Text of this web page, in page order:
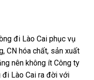
đi Lào Cai phục vụ
CN hóa chất, sản xuất
nên không ít Công ty
đi Lào Cai ra đời với